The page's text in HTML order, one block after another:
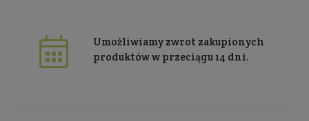
Umożliwiamy zwrot zakupionych
produktów w przeciągu 14 dni.